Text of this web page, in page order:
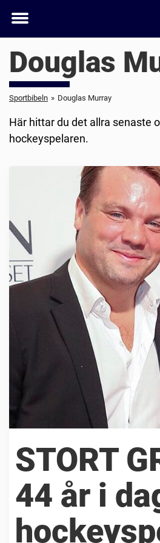
Toggle
Douglas
Sportbibeln » Douglas Murray
Här hittar du det allra senaste
hockeyspelaren.
STORT
44 år i